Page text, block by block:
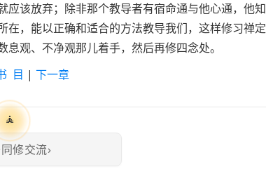
该放弃；除非那个教导者有宿命通与他心通，他知
，能以正确和适合的方法教导我们，这样修习禅定
观、不净观那儿着手，然后再修四念处。
目 | 下一章
🧘
修交流›